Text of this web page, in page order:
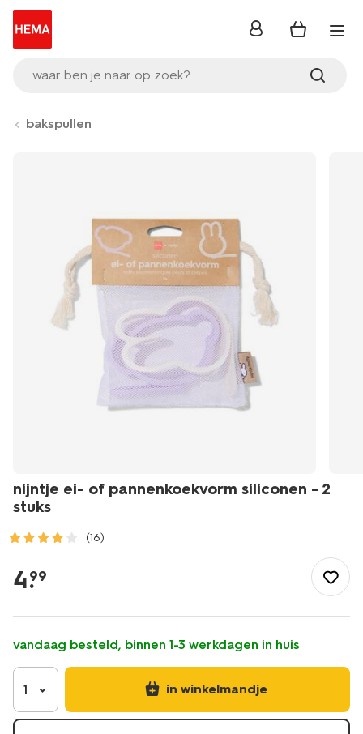
waar ben je naar op zoek?
inloggen
bakspullen
nijntje ei- of pannenkoekvorm siliconen - 2
stuks
(16)
tafelen/bakken/bakspullen/nijntje-
ei-
of-
pannenkoekvorm-
siliconen-
-
-2-
stuks-
60410287.html
4.
99
vandaag besteld, binnen 1-3 werkdagen in huis
1 in winkelmandje